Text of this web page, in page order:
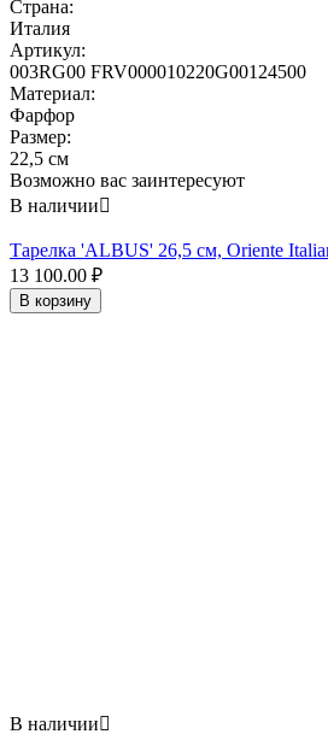
Страна:
Италия
Артикул:
003RG00 FRV000010220G00124500
Материал:
Фарфор
Размер:
22,5 см
Возможно вас заинтересуют
В наличии
Тарелка 'ALBUS' 26,5 см, Oriente
13 100.00 ₽
В корзину
В наличии